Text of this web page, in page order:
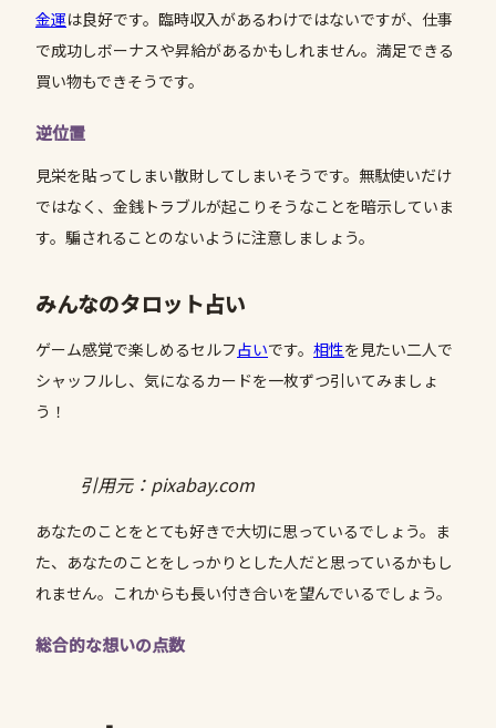
金運は良好です。臨時収入があるわけではないですが、仕事
で成功しボーナスや昇給があるかもしれません。満足できる
買い物もできそうです。
逆位置
見栄を貼ってしまい散財してしまいそうです。無駄使いだけ
ではなく、金銭トラブルが起こりそうなことを暗示していま
す。騙されることのないように注意しましょう。
みんなのタロット占い
ゲーム感覚で楽しめるセルフ占いです。 相性を見たい二人で
シャッフルし、気になるカードを一枚ずつ引いてみましょ
う！
引用元：pixabay.com
あなたのことをとても好きで大切に思っているでしょう。ま
た、あなたのことをしっかりとした人だと思っているかもし
れません。これからも長い付き合いを望んでいるでしょう。
総合的な想いの点数